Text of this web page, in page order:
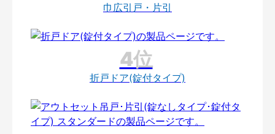
巾広引戸・片引
折戸ドア(錠付タイプ)